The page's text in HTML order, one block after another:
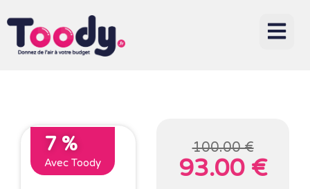
7 %
Avec Toody
100.00 €
93.00 €